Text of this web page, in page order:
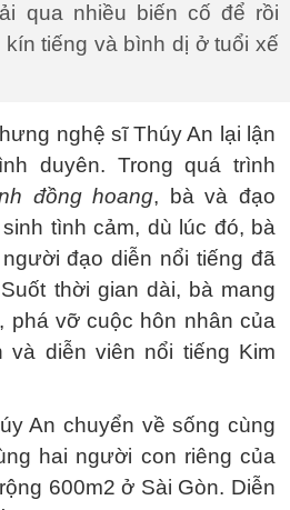
qua nhiều biến cố để rồi
tiếng và bình dị ở tuổi xế
nghệ sĩ Thúy An lại lận
duyên. Trong quá trình
đồng hoang, bà và đạo
tình cảm, dù lúc đó, bà
đạo diễn nổi tiếng đã
thời gian dài, bà mang
phá vỡ cuộc hôn nhân của
và diễn viên nổi tiếng Kim
An chuyển về sống cùng
hai người con riêng của
600m2 ở Sài Gòn. Diễn